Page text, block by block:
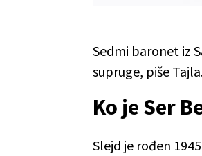
Sedmi baronet iz
supruge, piše
Ko je Ser
Slejd je rođen